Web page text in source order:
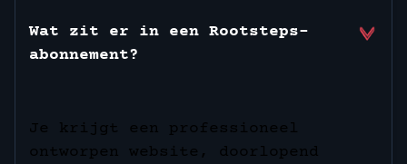
Wat zit er in een Rootsteps-
abonnement?
Je krijgt een professioneel
ontworpen website, doorlopend